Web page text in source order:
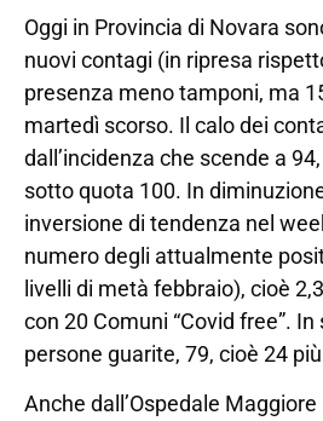
Oggi in Provincia di Novara
nuovi contagi (in ripresa
presenza meno tamponi, ma
martedì scorso. Il calo dei
dall’incidenza che scende a
sotto quota 100. In
inversione di tendenza nel
numero degli attualmente
livelli di metà febbraio), cioè
con 20 Comuni “Covid free”.
persone guarite, 79, cioè 24
Anche dall’Ospedale